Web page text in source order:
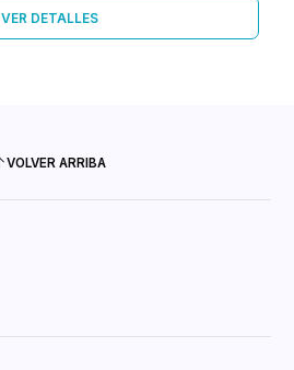
VER DETALLES
VOLVER ARRIBA